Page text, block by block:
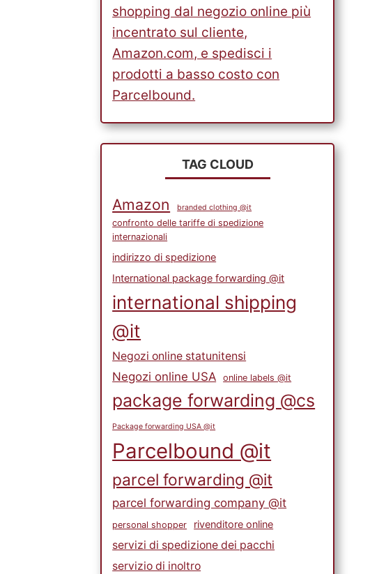
shopping dal negozio online più
incentrato sul cliente,
Amazon.com, e spedisci i
prodotti a basso costo con
Parcelbound.
TAG CLOUD
Amazon branded clothing @it
confronto delle tariffe di spedizione
internazionali
indirizzo di spedizione
International package forwarding @it
international shipping
@it
Negozi online statunitensi
Negozi online USA online labels @it
package forwarding @cs
Package forwarding USA @it
Parcelbound @it
parcel forwarding @it
parcel forwarding company @it
personal shopper rivenditore online
servizi di spedizione dei pacchi
servizio di inoltro